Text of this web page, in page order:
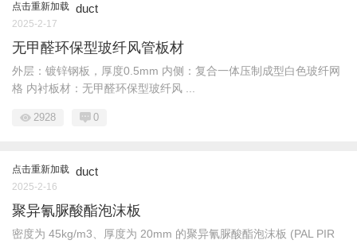
点击重新加载 duct
2025-2-17
无甲醛环保型玻纤风管板材
外层：镀锌钢板，厚度0.5mm 内侧：复合一体压制成型白色玻纤网
格 内衬板材：无甲醛环保型玻纤风 ...
2928 0
点击重新加载 duct
2025-2-16
聚异氰脲酸酯泡沫板
密度为 45kg/m3、厚度为 20mm 的聚异氰脲酸酯泡沫板 (PAL PIR